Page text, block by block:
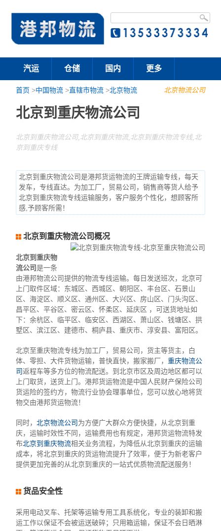
汽运 仓储 国内 更多
北京物流公司
首页 >中国物流 >直辖市物流 >北京物流
北京到重庆物流公司
北京到重庆物流公司,北京到重庆物流,北京到重庆物流专线,北
京到重庆专线
北京到重庆物流公司是港邦货运物流的王牌运输专线，每天
发车，专线直达。为加工厂，贸易公司，销售商等货人给予
北京到重庆物流专线运输服务，客户服务个性化，想顾客所
感,予顾客所需！
北京到重庆物流公司概况
北京到重庆物
流公司是一条
由港邦物流公司提供的物流专线运输。每日发送班次，北京可
上门取件区域：东城区、西城区、朝阳区、丰台区、石景山
区、海淀区、顺义区、通州区、大兴区、房山区、门头沟区、
昌平区、平谷区、密云区、怀柔区、延庆区 ，可送货地址如
下：余杭区、临平区、临安区、西湖区、萧山区、钱塘区、拱
墅区、滨江区、建德市、桐庐县、重庆市、淳安县、富阳区。
北京至重庆物流专线为加工厂，贸易公司，货主等货主，白
体、零担、大件货物运输，普快直快，搬家搬厂，重庆物流公
司返程车等多方位的物流配送。到北京市区及周边地区都可以
上门取货，送货上门。港邦货运物流是中国人民财产保险公司
货运险的签约方，物流行业协会理事单位，您可以放心地将货
物交由港邦货运物流！
同时，北京物流公司为方便广大群众方便快捷，从北京到重
庆，运输时效性不同，运输费用也有规定，港邦货运物流特发
布北京到重庆物流相关业务流程，为降低从北京到重庆的运输
成本，将北京到重庆的货运物流提升了效率，便于为新老客户
提供更加完善的从北京到重庆的一站式优质物流配送服务！
货品安全性
采用电动叉车、托架等运输专用工具系统化，专业的装卸和搬
运工作以保证不会被运送破碎；只用箱运输，保证不会日晒淋